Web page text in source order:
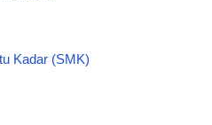
Kadar (SMK)